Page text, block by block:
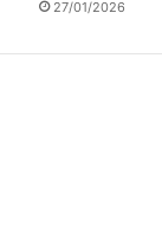
27/01/2026